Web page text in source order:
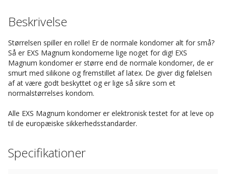
Beskrivelse
Størrelsen spiller en rolle! Er de normale kondomer alt for små?
Så er EXS Magnum kondomerne lige noget for dig! EXS
Magnum kondomer er større end de normale kondomer, de er
smurt med silikone og fremstillet af latex. De giver dig følelsen
af at være godt beskyttet og er lige så sikre som et
normalstørrelses kondom.
Alle EXS Magnum kondomer er elektronisk testet for at leve op
til de europæiske sikkerhedsstandarder.
Specifikationer